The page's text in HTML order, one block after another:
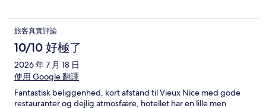
旅客真實評論
10/10 好極了
2026 年 7 月 18 日
使用 Google 翻譯
Fantastisk beliggenhed, kort afstand til Vieux Nice med gode
restauranter og dejlig atmosfære, hotellet har en lille men